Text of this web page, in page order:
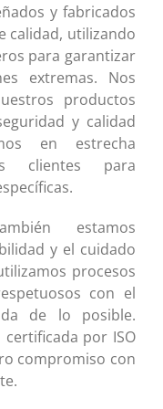
y fabricados
calidad, utilizando
para garantizar
extremas. Nos
productos
y calidad
en estrecha
clientes para
estamos
y el cuidado
procesos
con el
de lo posible.
por ISO
compromiso con